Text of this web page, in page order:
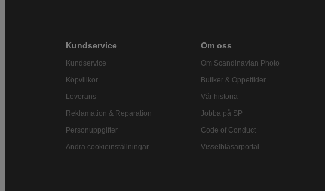
Kundservice
Kundservice
Köpvillkor
Leverans
Reklamation & Reparation
Personuppgifter
Ändra cookieinställningar
Om oss
Om Scandinavian Photo
Butiker & Öppettider
Vår historia
Jobba på SP
Code of Conduct
Visselblåsarportal